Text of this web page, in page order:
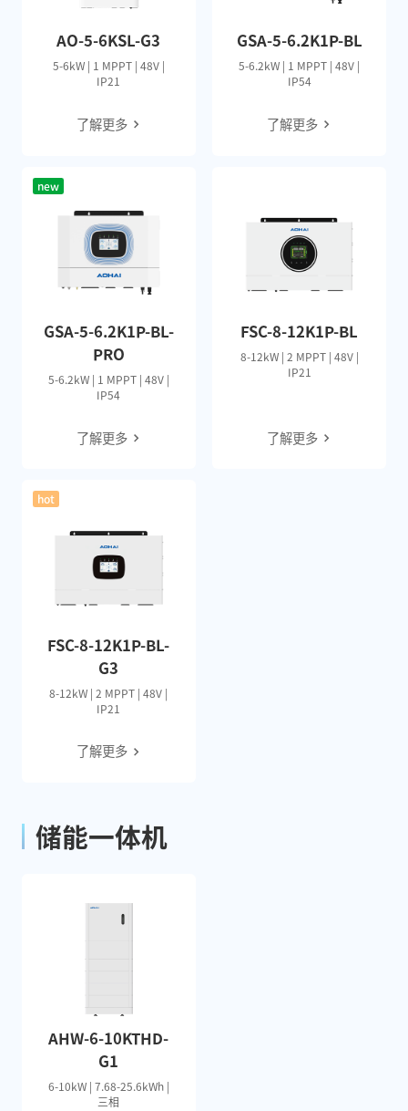
AO-5-6KSL-G3
5-6kW | 1 MPPT | 48V |
IP21
了解更多
GSA-5-6.2K1P-BL
5-6.2kW | 1 MPPT | 48V |
IP54
了解更多
new
GSA-5-6.2K1P-BL-
PRO
5-6.2kW | 1 MPPT | 48V |
IP54
了解更多
FSC-8-12K1P-BL
8-12kW | 2 MPPT | 48V |
IP21
了解更多
hot
FSC-8-12K1P-BL-
G3
8-12kW | 2 MPPT | 48V |
IP21
了解更多
储能一体机
AHW-6-10KTHD-
G1
6-10kW | 7.68-25.6kWh |
三相